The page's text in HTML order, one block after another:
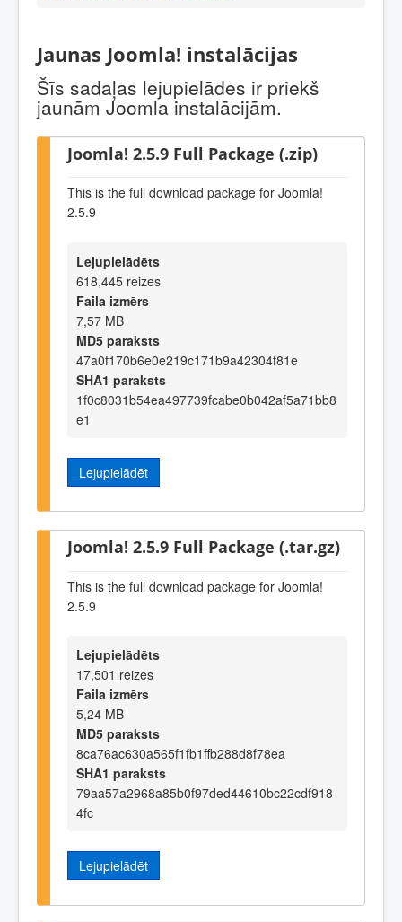
Jaunas Joomla! instalācijas
Šīs sadaļas lejupielādes ir priekš
jaunām Joomla instalācijām.
Joomla! 2.5.9 Full Package (.zip)
This is the full download package for Joomla!
2.5.9
Lejupielādēts
618,445 reizes
Faila izmērs
7,57 MB
MD5 paraksts
47a0f170b6e0e219c171b9a42304f81e
SHA1 paraksts
1f0c8031b54ea497739fcabe0b042af5a71bb8
e1
Lejupielādēt
Joomla! 2.5.9 Full Package (.tar.gz)
This is the full download package for Joomla!
2.5.9
Lejupielādēts
17,501 reizes
Faila izmērs
5,24 MB
MD5 paraksts
8ca76ac630a565f1fb1ffb288d8f78ea
SHA1 paraksts
79aa57a2968a85b0f97ded44610bc22cdf918
4fc
Lejupielādēt